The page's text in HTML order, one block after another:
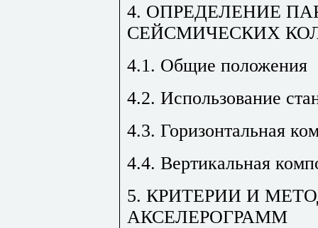
4. ОПРЕДЕЛЕНИЕ
СЕЙСМИЧЕСКИХ
4.1. Общие положения
4.2. Использование
4.3. Горизонтальная
4.4. Вертикальная
5. КРИТЕРИИ И
АКСЕЛЕРОГРАММ